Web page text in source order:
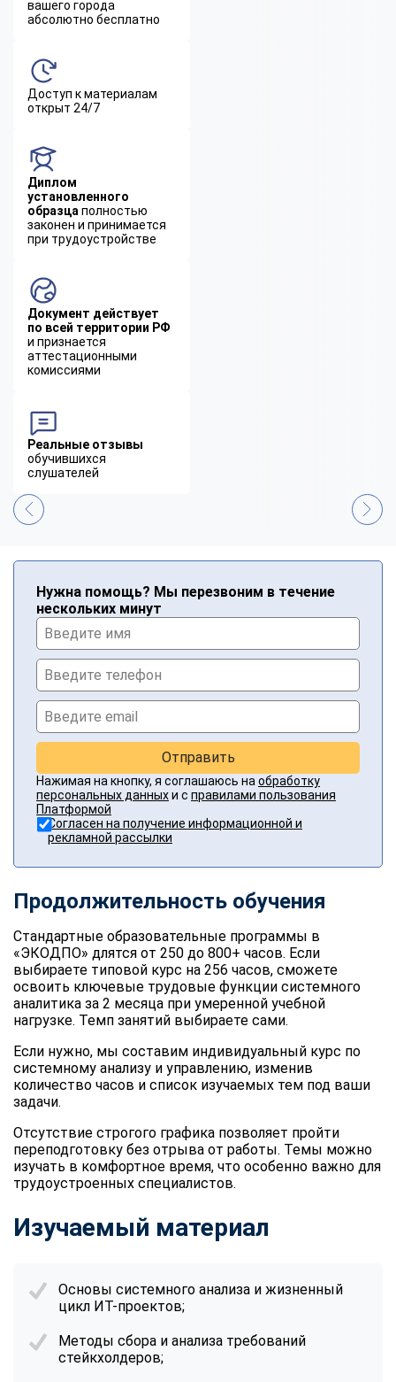
вашего города
абсолютно бесплатно
Доступ к материалам
открыт 24/7
Диплом
установленного
образца полностью
законен и принимается
при трудоустройстве
Документ действует
по всей территории РФ
и признается
аттестационными
комиссиями
Реальные отзывы
обучившихся
слушателей
Нужна помощь? Мы перезвоним в течение
нескольких минут
Отправить
Нажимая на кнопку, я соглашаюсь на обработку
персональных данныхи с правилами пользования
Платформой
Согласен на получение информационной и
рекламной рассылки
Продолжительность обучения
Стандартные образовательные программы в
«ЭКОДПО» длятся от 250 до 800+ часов. Если
выбираете типовой курс на 256 часов, сможете
освоить ключевые трудовые функции системного
аналитика за 2 месяца при умеренной учебной
нагрузке. Темп занятий выбираете сами.
Если нужно, мы составим индивидуальный курс по
системному анализу и управлению, изменив
количество часов и список изучаемых тем под ваши
задачи.
Отсутствие строгого графика позволяет пройти
переподготовку без отрыва от работы. Темы можно
изучать в комфортное время, что особенно важно для
трудоустроенных специалистов.
Изучаемый материал
Основы системного анализа и жизненный
цикл ИТ-проектов;
Методы сбора и анализа требований
стейкхолдеров;